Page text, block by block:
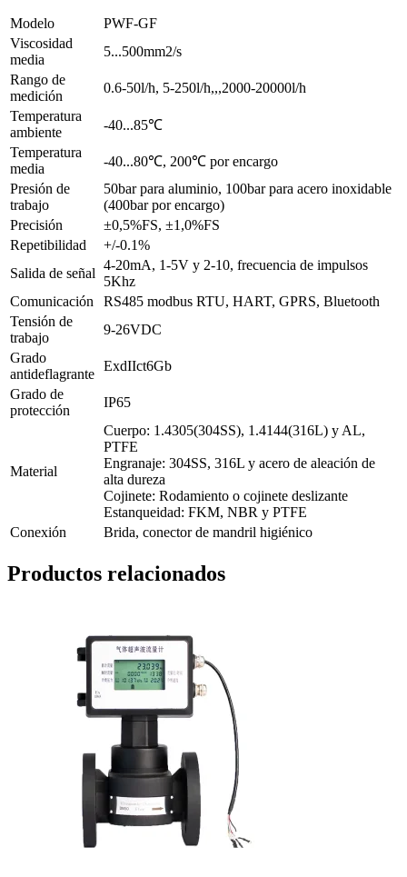
Modelo
PWF-GF
Viscosidad
media
5...500mm2/s
Rango de
medición
0.6-50l/h, 5-250l/h,,,2000-20000l/h
Temperatura
ambiente
-40...85℃
Temperatura
media
-40...80℃, 200℃ por encargo
Presión de
trabajo
50bar para aluminio, 100bar para acero inoxidable
(400bar por encargo)
Precisión
±0,5%FS, ±1,0%FS
Repetibilidad
+/-0.1%
Salida de señal
4-20mA, 1-5V y 2-10, frecuencia de impulsos
5Khz
Comunicación
RS485 modbus RTU, HART, GPRS, Bluetooth
Tensión de
trabajo
9-26VDC
Grado
antideflagrante
ExdIIct6Gb
Grado de
protección
IP65
Material
Cuerpo: 1.4305(304SS), 1.4144(316L) y AL,
PTFE
Engranaje: 304SS, 316L y acero de aleación de
alta dureza
Cojinete: Rodamiento o cojinete deslizante
Estanqueidad: FKM, NBR y PTFE
Conexión
Brida, conector de mandril higiénico
Productos relacionados